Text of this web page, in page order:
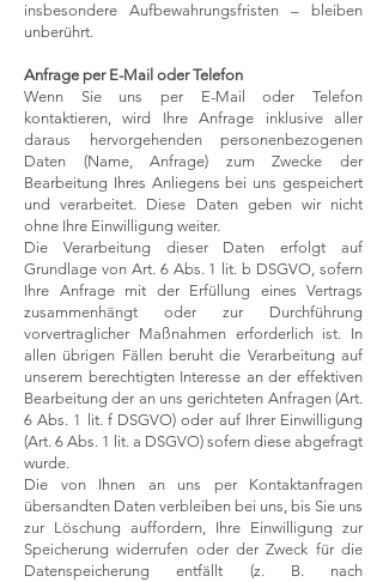
insbesondere Aufbewahrungsfristen – bleiben
unberührt.
Anfrage per E-Mail oder Telefon
Wenn Sie uns per E-Mail oder Telefon
kontaktieren, wird Ihre Anfrage inklusive aller
daraus hervorgehenden personenbezogenen
Daten (Name, Anfrage) zum Zwecke der
Bearbeitung Ihres Anliegens bei uns gespeichert
und verarbeitet. Diese Daten geben wir nicht
ohne Ihre Einwilligung weiter.
Die Verarbeitung dieser Daten erfolgt auf
Grundlage von Art. 6 Abs. 1 lit. b DSGVO, sofern
Ihre Anfrage mit der Erfüllung eines Vertrags
zusammenhängt oder zur Durchführung
vorvertraglicher Maßnahmen erforderlich ist. In
allen übrigen Fällen beruht die Verarbeitung auf
unserem berechtigten Interesse an der effektiven
Bearbeitung der an uns gerichteten Anfragen (Art.
6 Abs. 1 lit. f DSGVO) oder auf Ihrer Einwilligung
(Art. 6 Abs. 1 lit. a DSGVO) sofern diese abgefragt
wurde.
Die von Ihnen an uns per Kontaktanfragen
übersandten Daten verbleiben bei uns, bis Sie uns
zur Löschung auffordern, Ihre Einwilligung zur
Speicherung widerrufen oder der Zweck für die
Datenspeicherung entfällt (z. B. nach